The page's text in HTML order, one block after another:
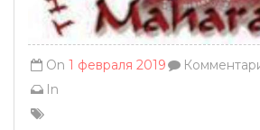
On 1 февраля 2019
In